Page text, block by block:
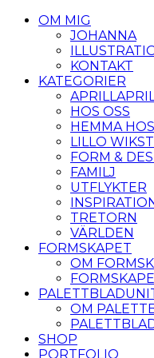
OM MIG
JOHANNA
KONTAKT
KATEGORIER
HOS OSS
HEMMA HOS
LILLO
FORM &
FAMILJ
UTFLYKTER
TRETORN
VÄRLDEN
FORMSKAPET
OM
OM
SHOP
PORTFOLIO